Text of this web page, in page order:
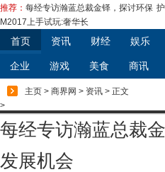
推荐： 每经专访瀚蓝总裁金铎，探讨环保
M2017上手试玩:奢华长
首页 资讯 财经 娱乐
企业 游戏 美食 商讯
主页 > 商界网 > 资讯 > 正文
>
每经专访瀚蓝总裁
发展机会